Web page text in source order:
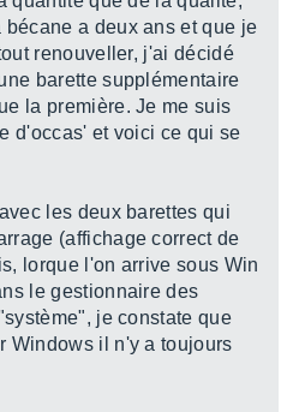
a deux ans et que je
renouveller, j'ai décidé
barette supplémentaire
la première. Je me suis
d'occas' et voici ce qui se
les deux barettes qui
(affichage correct de
lorque l'on arrive sous Win
le gestionnaire des
je constate que
Windows il n'y a toujours